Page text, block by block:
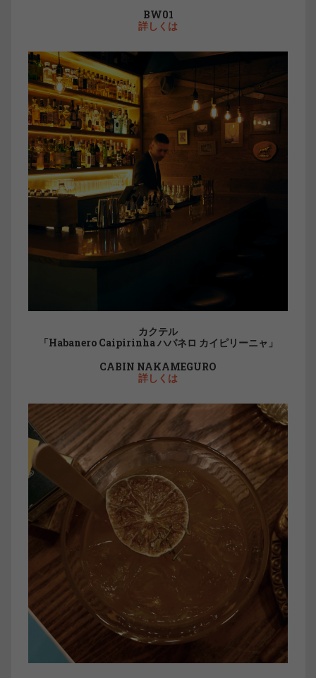
BW01
詳しくは
カクテル
「Habanero Caipirinha ハバネロ カイピリーニャ」
CABIN NAKAMEGURO
詳しくは